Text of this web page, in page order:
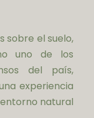
sobre el suelo,
uno de los
del país,
experiencia
natural